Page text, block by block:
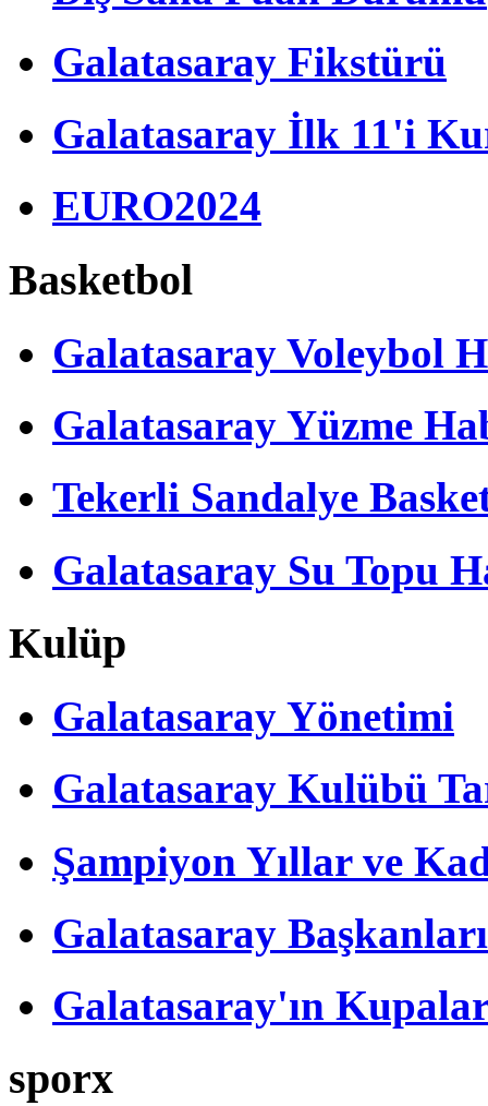
Galatasaray Fikstürü
Galatasaray İlk 11'i
EURO2024
Basketbol
Galatasaray Voleybol
Galatasaray Yüzme
Tekerli Sandalye
Galatasaray Su Topu
Kulüp
Galatasaray Yönetimi
Galatasaray Kulübü
Şampiyon Yıllar ve
Galatasaray Başkanları
Galatasaray'ın
sporx